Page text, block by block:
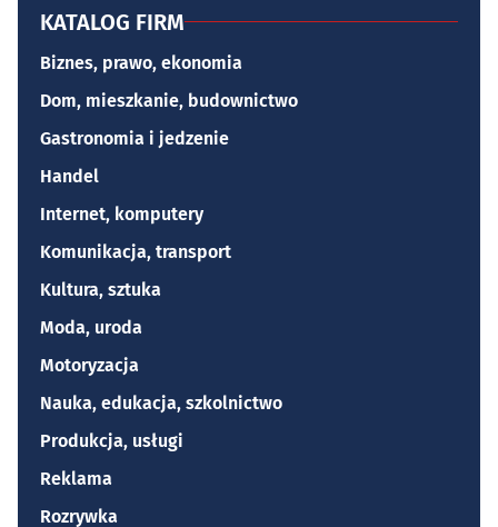
KATALOG FIRM
Biznes, prawo, ekonomia
Dom, mieszkanie, budownictwo
Gastronomia i jedzenie
Handel
Internet, komputery
Komunikacja, transport
Kultura, sztuka
Moda, uroda
Motoryzacja
Nauka, edukacja, szkolnictwo
Produkcja, usługi
Reklama
Rozrywka